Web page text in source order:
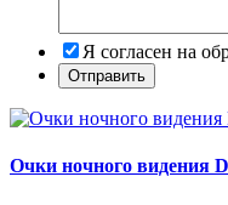
Я согласен на
Очки ночного видения